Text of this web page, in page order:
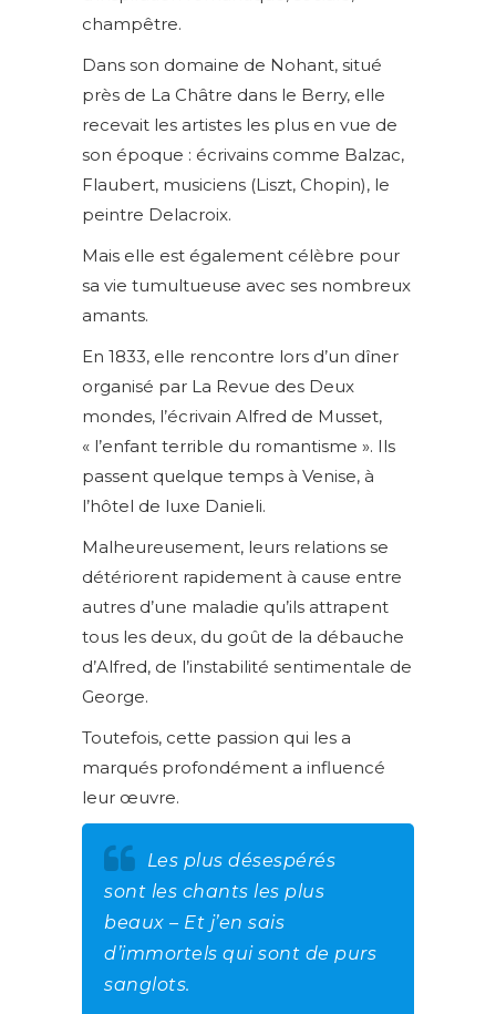
champêtre.
Dans son domaine de Nohant, situé
près de La Châtre dans le Berry, elle
recevait les artistes les plus en vue de
son époque : écrivains comme Balzac,
Flaubert, musiciens (Liszt, Chopin), le
peintre Delacroix.
Mais elle est également célèbre pour
sa vie tumultueuse avec ses nombreux
amants.
En 1833, elle rencontre lors d’un dîner
organisé par La Revue des Deux
mondes, l’écrivain Alfred de Musset,
« l’enfant terrible du romantisme ». Ils
passent quelque temps à Venise, à
l’hôtel de luxe Danieli.
Malheureusement, leurs relations se
détériorent rapidement à cause entre
autres d’une maladie qu’ils attrapent
tous les deux, du goût de la débauche
d’Alfred, de l’instabilité sentimentale de
George.
Toutefois, cette passion qui les a
marqués profondément a influencé
leur œuvre.
Les plus désespérés
sont les chants les plus
beaux – Et j’en sais
d’immortels qui sont de purs
sanglots.